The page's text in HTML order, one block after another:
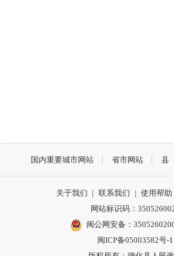
国内重要城市网站 省市网站 县
关于我们 | 联系我们 | 使用帮助
网站标识码：
闽公网安备：
闽ICP备05003582号-1